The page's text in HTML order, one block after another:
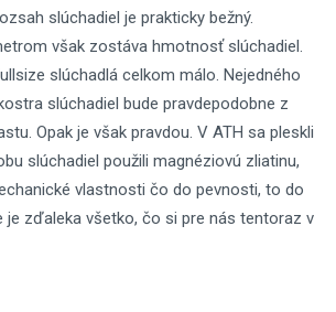
130 gramov
1,2 metra ODC meď
3,5 mm Jack, priamy, pozlátený
slúchadiel je prakticky bežný.
však zostáva hmotnosť slúchadiel.
slúchadlá celkom málo. Nejedného
slúchadiel bude pravdepodobne z
Opak je však pravdou. V ATH sa pleskli
slúchadiel použili magnéziovú zliatinu,
vlastnosti čo do pevnosti, to do
zďaleka všetko, čo si pre nás tentoraz v